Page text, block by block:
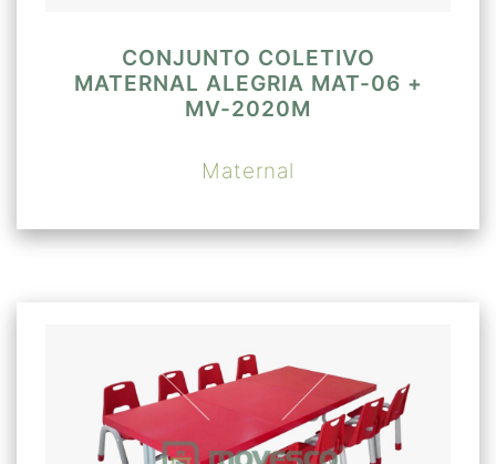
CONJUNTO COLETIVO
MATERNAL ALEGRIA MAT-06 +
MV-2020M
Maternal